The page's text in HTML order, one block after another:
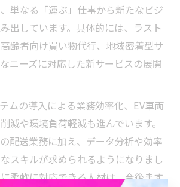
単なる「運ぶ」仕事から新たなビジ
出しています。具体的には、ラスト
齢者向け買い物代行、地域密着型サ
ニーズに対応した新サービスの展開
ムの導入による業務効率化、EV車両
減や環境負荷軽減も進んでいます。
配送業務に加え、データ分析や効率
スキルが求められるようになりまし
柔軟に対応できる人材は、今後ます